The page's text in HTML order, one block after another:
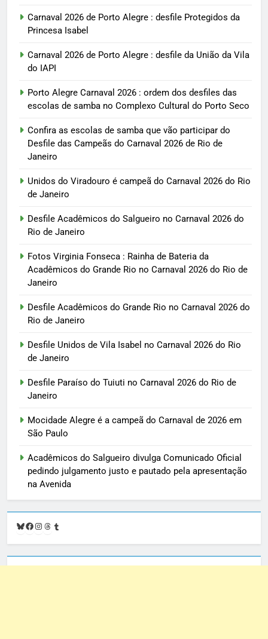
Carnaval 2026 de Porto Alegre : desfile Protegidos da
Princesa Isabel
Carnaval 2026 de Porto Alegre : desfile da União da Vila
do IAPI
Porto Alegre Carnaval 2026 : ordem dos desfiles das
escolas de samba no Complexo Cultural do Porto Seco
Confira as escolas de samba que vão participar do
Desfile das Campeãs do Carnaval 2026 de Rio de
Janeiro
Unidos do Viradouro é campeã do Carnaval 2026 do Rio
de Janeiro
Desfile Acadêmicos do Salgueiro no Carnaval 2026 do
Rio de Janeiro
Fotos Virginia Fonseca : Rainha de Bateria da
Acadêmicos do Grande Rio no Carnaval 2026 do Rio de
Janeiro
Desfile Acadêmicos do Grande Rio no Carnaval 2026 do
Rio de Janeiro
Desfile Unidos de Vila Isabel no Carnaval 2026 do Rio
de Janeiro
Desfile Paraíso do Tuiuti no Carnaval 2026 do Rio de
Janeiro
Mocidade Alegre é a campeã do Carnaval de 2026 em
São Paulo
Acadêmicos do Salgueiro divulga Comunicado Oficial
pedindo julgamento justo e pautado pela apresentação
na Avenida
Bluesky
Facebook
Instagram
Threads